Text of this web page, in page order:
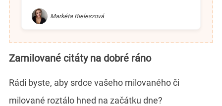
Markéta Bieleszová
Zamilované citáty na dobré ráno
Rádi byste, aby srdce vašeho milovaného či
milované roztálo hned na začátku dne?